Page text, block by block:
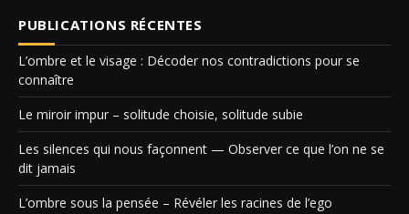
PUBLICATIONS RÉCENTES
L’ombre et le visage : Décoder nos contradictions pour se
connaître
Le miroir impur – solitude choisie, solitude subie
Les silences qui nous façonnent — Observer ce que l’on ne se
dit jamais
L’ombre sous la pensée – Révéler les racines de l’ego